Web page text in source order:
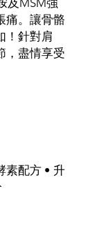
及MSM強
痛。讓骨骼
！針對肩
，盡情享受
素配方 • 升